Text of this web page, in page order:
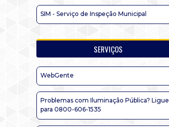
SIM - Serviço de Inspeção Municipal
SERVIÇOS
WebGente
Problemas com Iluminação Pública? Ligue
para 0800-606-1535